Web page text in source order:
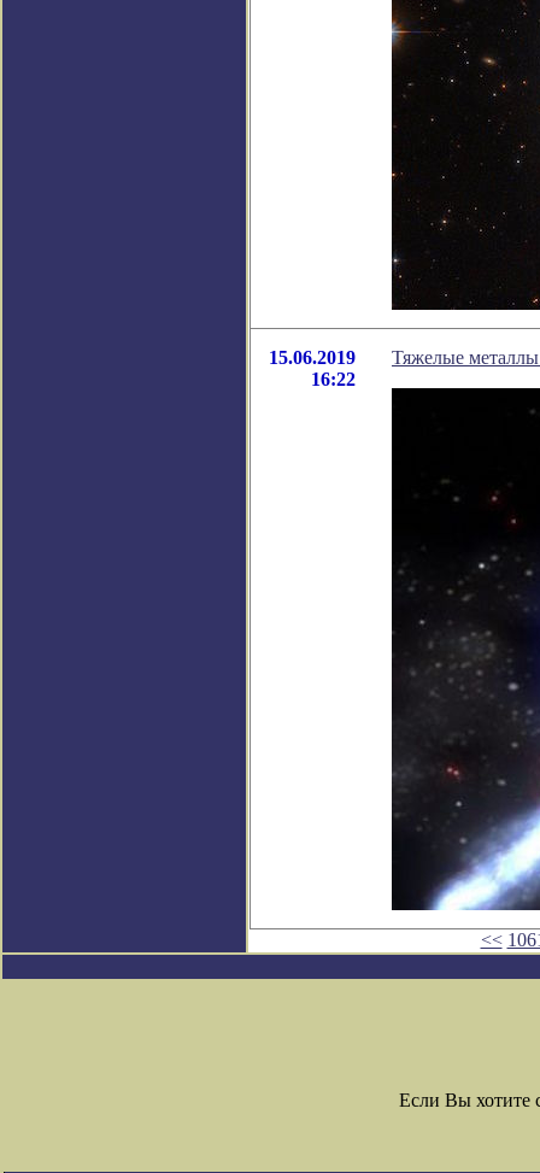
15.06.2019
16:22
Тяжелые металлы
<<
Если Вы хотите